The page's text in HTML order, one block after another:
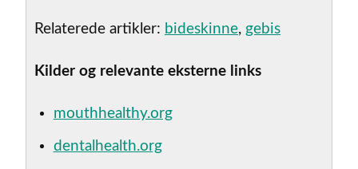
Relaterede artikler: bideskinne, gebis
Kilder og relevante eksterne links
mouthhealthy.org
dentalhealth.org